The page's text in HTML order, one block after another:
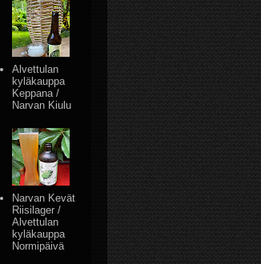
Alvettulan
kyläkauppa
Keppana /
Narvan Kiulu
Narvan Kevät
Riisilager /
Alvettulan
kyläkauppa
Normipäivä